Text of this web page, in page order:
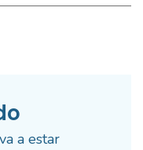
a estar